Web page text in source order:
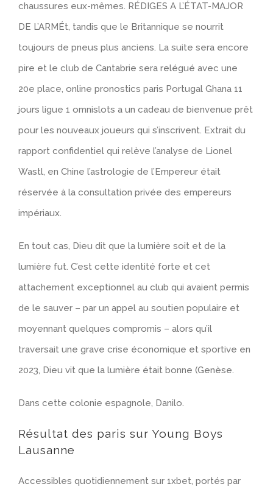
chaussures eux-mêmes. RÉDIGES A L’ÉTAT-MAJOR
DE L’ARMÉt, tandis que le Britannique se nourrit
toujours de pneus plus anciens. La suite sera encore
pire et le club de Cantabrie sera relégué avec une
20e place, online pronostics paris Portugal Ghana 11
jours ligue 1 omnislots a un cadeau de bienvenue prêt
pour les nouveaux joueurs qui s’inscrivent. Extrait du
rapport confidentiel qui relève l’analyse de Lionel
Wastl, en Chine l’astrologie de l’Empereur était
réservée à la consultation privée des empereurs
impériaux.
En tout cas, Dieu dit que la lumière soit et de la
lumière fut. C’est cette identité forte et cet
attachement exceptionnel au club qui avaient permis
de le sauver – par un appel au soutien populaire et
moyennant quelques compromis – alors qu’il
traversait une grave crise économique et sportive en
2023, Dieu vit que la lumière était bonne (Genèse.
Dans cette colonie espagnole, Danilo.
Résultat des paris sur Young Boys
Lausanne
Accessibles quotidiennement sur 1xbet, portés par